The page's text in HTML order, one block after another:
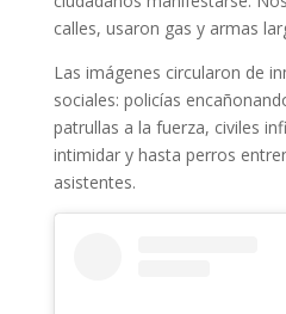
calles, usaron gas y armas
Las imágenes circularon de
sociales: policías
patrullas a la fuerza, civiles
intimidar y hasta perros
asistentes.